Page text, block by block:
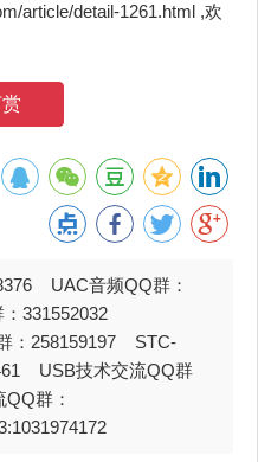
article/detail-1261.html ,欢
UAC音频QQ群：
331552032
：258159197 STC-
USB技术交流QQ群
群：